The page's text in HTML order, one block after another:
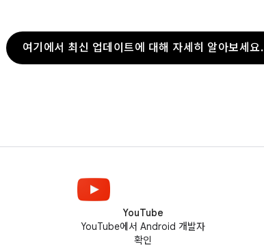
여기에서 최신 업데이트에 대해 자세히 알아보세요.
YouTube
YouTube에서 Android 개발자
확인